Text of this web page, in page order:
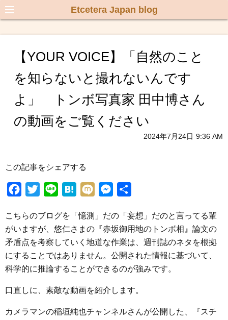
Etcetera Japan blog
【YOUR VOICE】「自然のこと
を知らないと撮れないんです
よ」 トンボ写真家 田中博さん
の動画をご覧ください
2024年7月24日 9:36 AM
この記事をシェアする
c
e
b
o
o
k
i
t
t
e
r
n
e
H
t
e
n
a
M
x
s
s
e
n
g
e
こちらのブログを「憶測」だの「妄想」だのと言ってる輩
がいますが、悠仁さまの『赤坂御用地のトンボ相』論文の
矛盾点を考察していく地道な作業は、週刊誌のネタを根拠
にすることではありません。公開された情報に基づいて、
科学的に推論することができるのが強みです。
口直しに、素敵な動画を紹介します。
カメラマンの稲垣純也チャンネルさんが公開した、『スチ